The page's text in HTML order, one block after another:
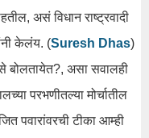
असं विधान राष्ट्रवादी
केलंय. (Suresh Dhas)
बोलतायेत?, असा सवालही
परभणीतल्या मोर्चातील
पवारांवरची टीका आम्ही